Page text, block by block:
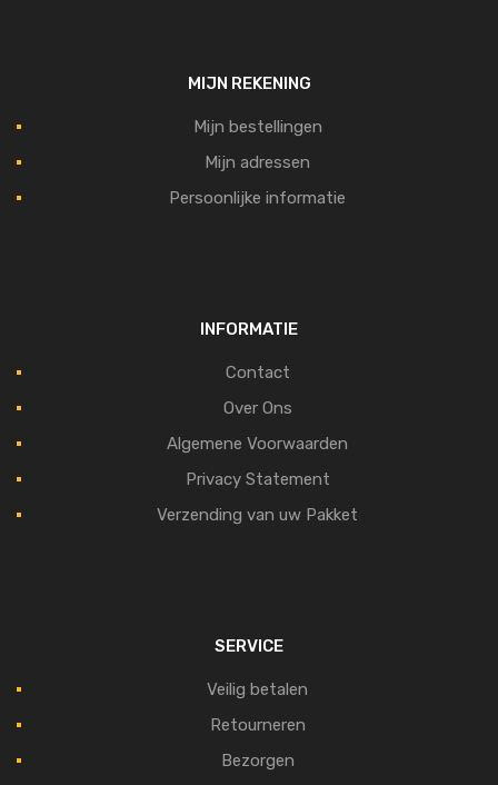
MIJN REKENING
Mijn bestellingen
Mijn adressen
Persoonlijke informatie
INFORMATIE
Contact
Over Ons
Algemene Voorwaarden
Privacy Statement
Verzending van uw Pakket
SERVICE
Veilig betalen
Retourneren
Bezorgen